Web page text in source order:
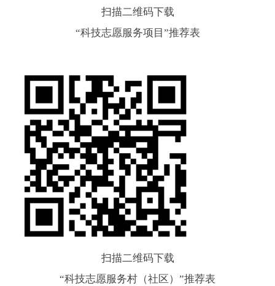
扫描二维码下载
“科技志愿服务项目”推荐表
扫描二维码下载
“科技志愿服务村（社区）”推荐表